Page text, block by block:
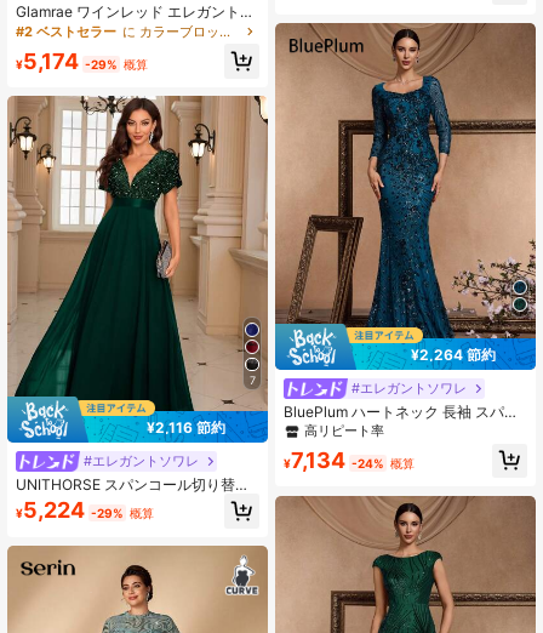
Glamrae ワインレッド エレガントな
ワインレッド シアー 長袖 ビーズ ス
キシドレス 取り外し可能ベルト付
ス、卒業式、プロム、花嫁母親に適
しています
#2 ベストセラー に カラーブロック ブロックイブニングドレス
¥5,174 -29% 概算
7
¥2,116 節約
#エレガントソワレ
UNITHORSE スパンコール切り替え
フォーマルドレス エレガント プロム
ウェディングゲスト ガウン 卒業式
¥5,224 -29% 概算
¥2,264 節約
#エレガントソワレ
BluePlum ハートネック 長袖 スパン
コール マーメイドヘム フォーマルガ
なプロム イブニング ウェディングゲ
レス 春秋
高リピート率
¥7,134 -24% 概算